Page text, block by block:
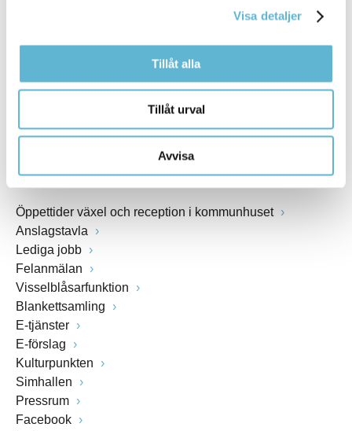
Visa detaljer
Tillåt alla
Tillåt urval
Avvisa
www.bromolla.se
Växel: 0456-82 20 00
Öppettider växel och reception i kommunhuset
Anslagstavla
Lediga jobb
Felanmälan
Visselblåsarfunktion
Blankettsamling
E-tjänster
E-förslag
Kulturpunkten
Simhallen
Pressrum
Facebook